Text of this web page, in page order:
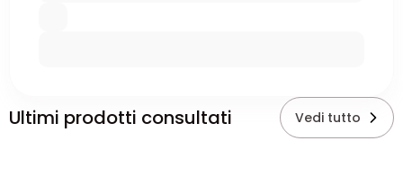
Ultimi prodotti consultati Vedi tutto